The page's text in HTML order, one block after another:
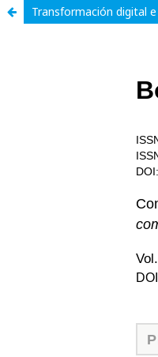
Transformación digital